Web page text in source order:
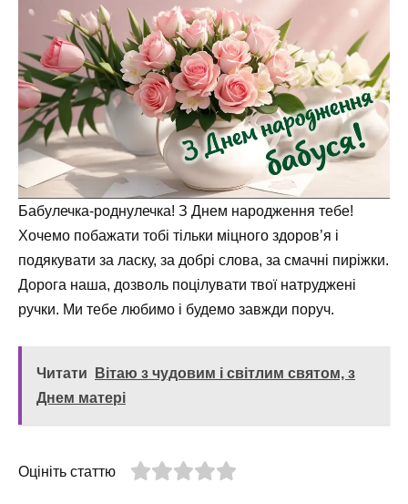
Бабулечка-роднулечка! З Днем народження тебе!
Хочемо побажати тобі тільки міцного здоров’я і
подякувати за ласку, за добрі слова, за смачні пиріжки.
Дорога наша, дозволь поцілувати твої натруджені
ручки. Ми тебе любимо і будемо завжди поруч.
Читати
Вітаю з чудовим і світлим святом, з
Днем матері
Оцініть статтю